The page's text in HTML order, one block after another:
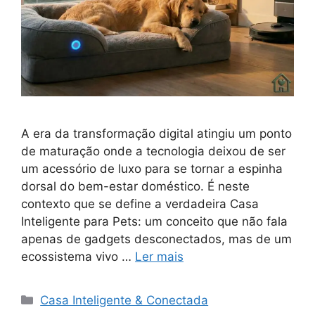
A era da transformação digital atingiu um ponto
de maturação onde a tecnologia deixou de ser
um acessório de luxo para se tornar a espinha
dorsal do bem-estar doméstico. É neste
contexto que se define a verdadeira Casa
Inteligente para Pets: um conceito que não fala
apenas de gadgets desconectados, mas de um
ecossistema vivo … Ler mais
Categorias
Casa Inteligente & Conectada